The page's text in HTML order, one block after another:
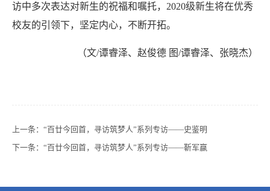
访中多次表达对新生的祝福和嘱托，2020级新生将在优秀
校友的引领下，坚定内心，不断开拓。
（文/谭睿泽、赵俊德 图/谭睿泽、张晓杰）
上一条： “百廿今回首，寻访筑梦人”系列专访——史鉴明
下一条： “百廿今回首，寻访筑梦人”系列专访——靳军赢